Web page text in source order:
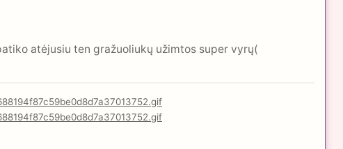
atėjusiu ten gražuoliukų užimtos super vyrų(